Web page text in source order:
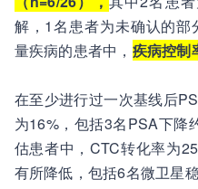
解，1名患者为未确认的
量疾病的患者中， 疾病控制
在至少进行过一次基线后
为16%，包括3名PSA下降
估患者中，CTC转化率为
有所降低，包括6名微卫星